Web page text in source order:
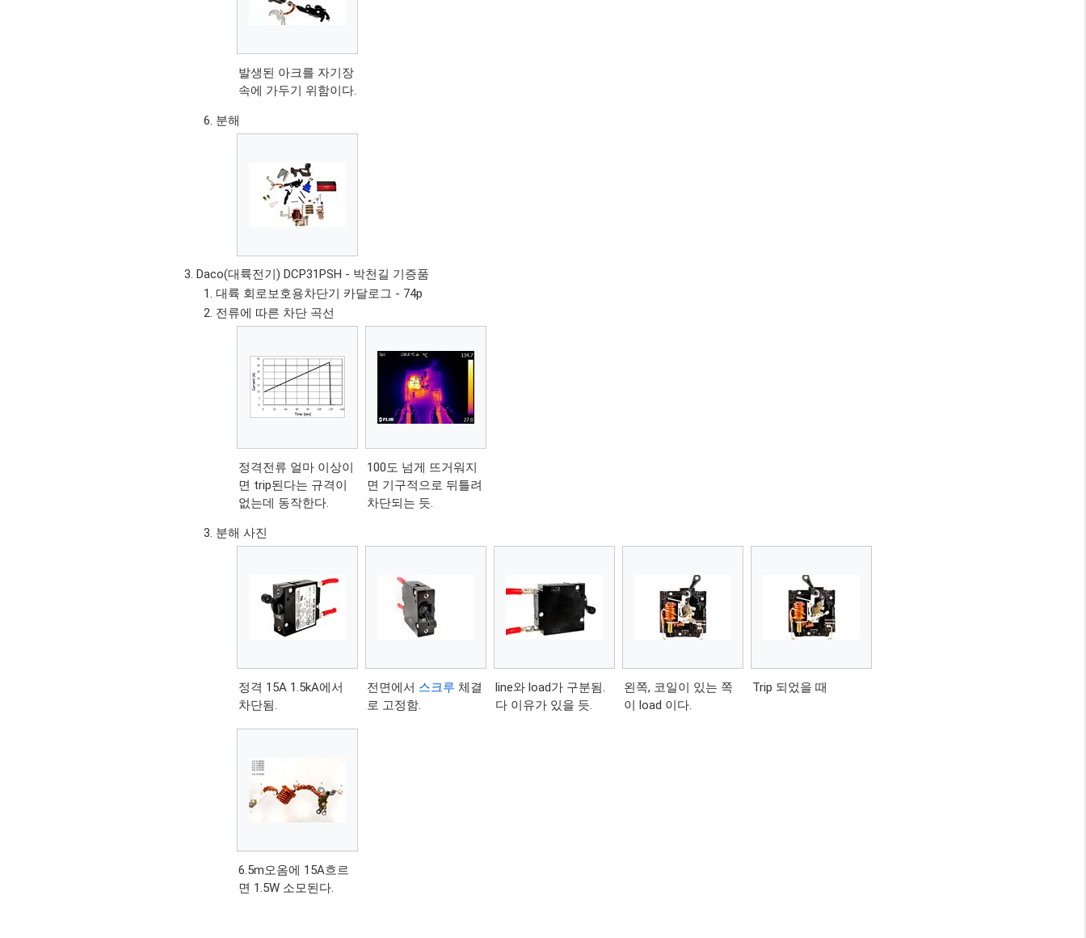
발생된 아크를 자기장
속에 가두기 위함이다.
분해
Daco(대륙전기) DCP31PSH - 박천길 기증품
대륙 회로보호용차단기 카달로그 - 74p
전류에 따른 차단 곡선
정격전류 얼마 이상이
면 trip된다는 규격이
없는데 동작한다.
100도 넘게 뜨거워지
면 기구적으로 뒤틀려
차단되는 듯.
분해 사진
정격 15A 1.5kA에서
차단됨.
전면에서 스크루 체결
로 고정함.
line와 load가 구분됨.
다 이유가 있을 듯.
왼쪽, 코일이 있는 쪽
이 load 이다.
Trip 되었을 때
6.5m오옴에 15A흐르
면 1.5W 소모된다.